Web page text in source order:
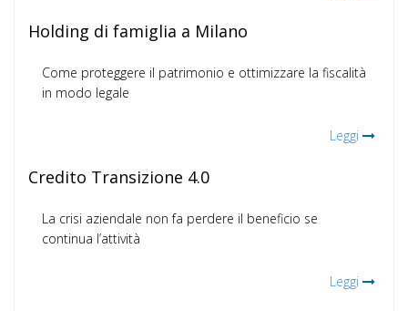
Holding di famiglia a Milano
Come proteggere il patrimonio e ottimizzare la fiscalità
in modo legale
Leggi
Credito Transizione 4.0
La crisi aziendale non fa perdere il beneficio se
continua l’attività
Leggi